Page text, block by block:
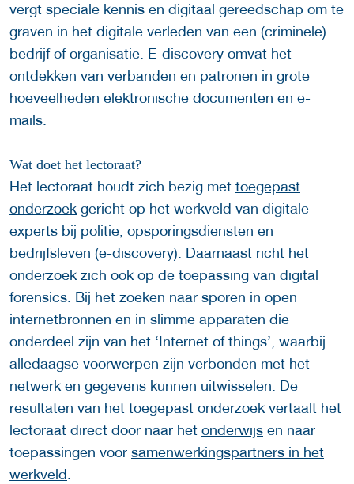
vergt speciale kennis en digitaal gereedschap om te
graven in het digitale verleden van een (criminele)
bedrijf of organisatie. E-discovery omvat het
ontdekken van verbanden en patronen in grote
hoeveelheden elektronische documenten en e-
mails.
Wat doet het lectoraat?
Het lectoraat houdt zich bezig met toegepast
onderzoek gericht op het werkveld van digitale
experts bij politie, opsporingsdiensten en
bedrijfsleven (e-discovery). Daarnaast richt het
onderzoek zich ook op de toepassing van digital
forensics. Bij het zoeken naar sporen in open
internetbronnen en in slimme apparaten die
onderdeel zijn van het ‘Internet of things’, waarbij
alledaagse voorwerpen zijn verbonden met het
netwerk en gegevens kunnen uitwisselen. De
resultaten van het toegepast onderzoek vertaalt het
lectoraat direct door naar het onderwijs en naar
toepassingen voor samenwerkingspartners in het
werkveld